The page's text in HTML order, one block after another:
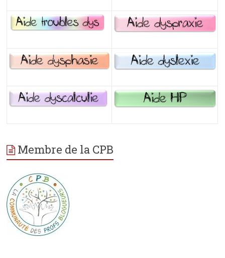
Membre de la CPB